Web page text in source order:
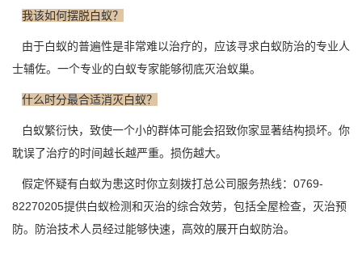
我该如何摆脱白蚁？
由于白蚁的普遍性是非常难以治疗的，应该寻求白蚁防治的专业人
士辅佐。一个专业的白蚁专家能够彻底灭治蚁巢。
什么时分最合适消灭白蚁？
白蚁繁衍快，致使一个小的群体可能会招致你家显著结构损坏。你
耽误了治疗的时间越长越严重。损伤越大。
假定怀疑有白蚁为患这时你立刻拨打总公司服务热线： 0769-
82270205提供白蚁检测和灭治的综合效劳，包括全屋检查，灭治预
防。防治技术人员经过能够快速，高效的展开白蚁防治。